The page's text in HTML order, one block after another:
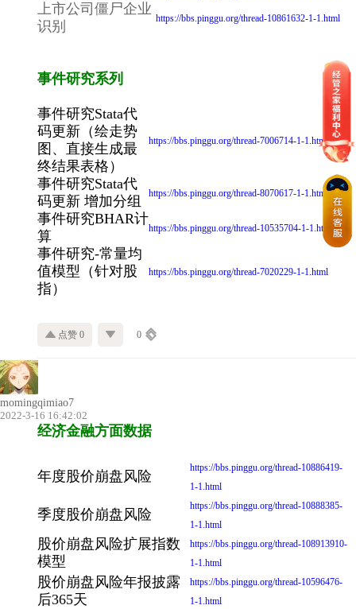
上市公司僵尸企业
识别
https://bbs.pinggu.org/thread-10861632-1-1.html
事件研究系列
事件研究Stata代
码更新（绘走势
图、直接生成最
终结果表格）
https://bbs.pinggu.org/thread-7006714-1-1.html
事件研究Stata代
码更新 增加分组
https://bbs.pinggu.org/thread-8070617-1-1.html
事件研究BHAR计
算
https://bbs.pinggu.org/thread-10535704-1-1.html
事件研究-常量均
值模型（针对股
指）
https://bbs.pinggu.org/thread-7020229-1-1.html
点赞 0 0
momingqimiao7
2022-3-16 16:42:02
经济金融方面数据
年度股价崩盘风险
https://bbs.pinggu.org/thread-10886419-
1-1.html
季度股价崩盘风险
https://bbs.pinggu.org/thread-10888385-
1-1.html
股价崩盘风险扩展指数
模型
https://bbs.pinggu.org/thread-108913910-
1-1.html
股价崩盘风险年报披露
后365天
https://bbs.pinggu.org/thread-10596476-
1-1.html